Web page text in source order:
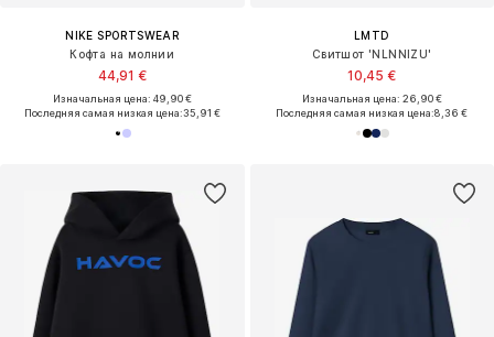
NIKE SPORTSWEAR
Кофта на молнии
44,91 €
Изначальная цена: 49,90 €
Последняя самая низкая цена:35,91 €
LMTD
Свитшот 'NLNNIZU'
10,45 €
Изначальная цена: 26,90 €
Последняя самая низкая цена:8,36 €